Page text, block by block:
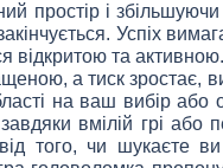
простір і
Успіх
відкритою та активною.
а тиск зростає,
на ваш вибір
вмілій грі
того, чи шукаєте